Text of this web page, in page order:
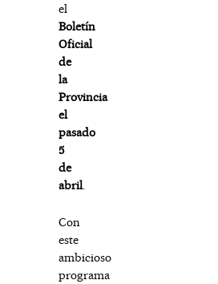
el
Boletín
Oficial
de
la
Provincia
el
pasado
5
de
abril.
Con
este
ambicioso
programa